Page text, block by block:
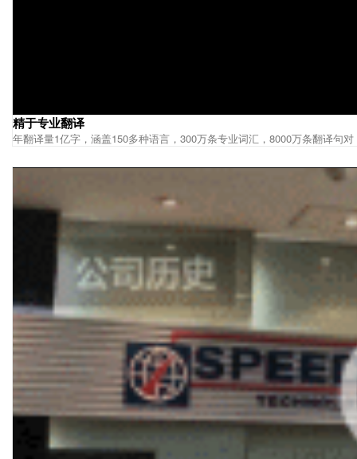
精于专业翻译
年翻译量1亿字，涵盖150多种语言，300万条专业词汇，8000万条翻译句对